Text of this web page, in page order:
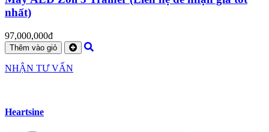
nhất)
97,000,000đ
Thêm vào giỏ
NHẬN TƯ VẤN
Heartsine